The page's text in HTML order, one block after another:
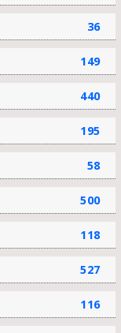
36
149
440
195
58
500
118
527
116